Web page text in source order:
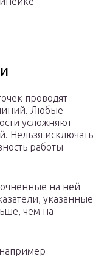
проводят
Любые
усложняют
Нельзя исключать
работы
на ней
указанные
чем на